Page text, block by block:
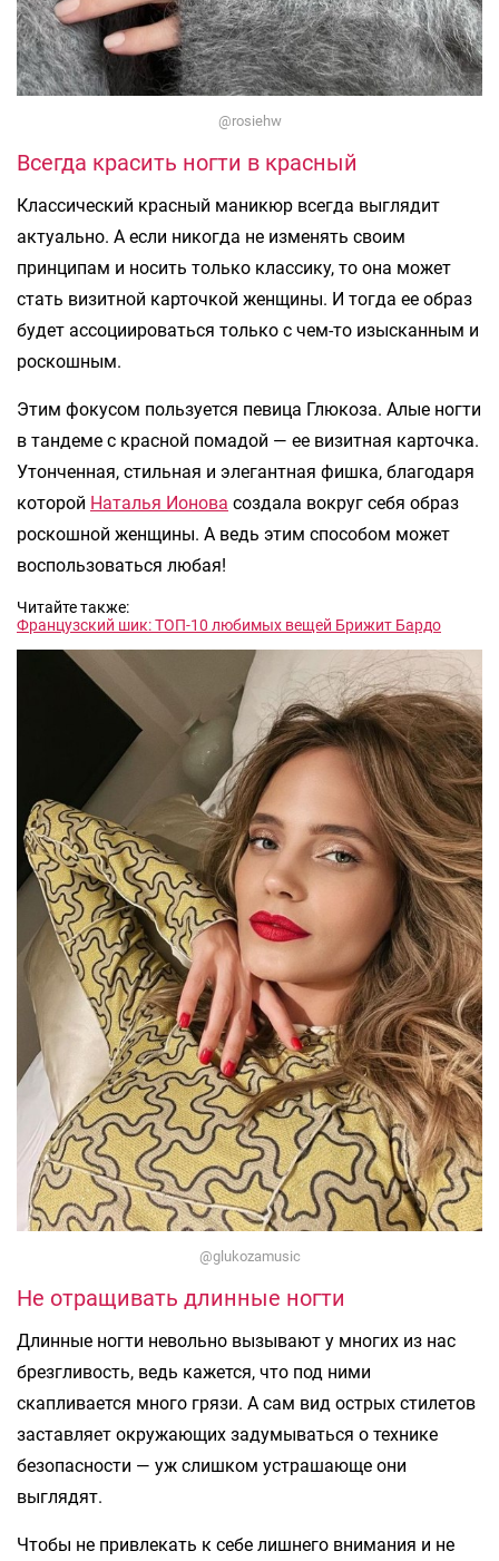
@rosiehw
Всегда красить ногти в красный
Классический красный маникюр всегда выглядит
актуально. А если никогда не изменять своим
принципам и носить только классику, то она может
стать визитной карточкой женщины. И тогда ее образ
будет ассоциироваться только с чем-то изысканным и
роскошным.
Этим фокусом пользуется певица Глюкоза. Алые ногти
в тандеме с красной помадой — ее визитная карточка.
Утонченная, стильная и элегантная фишка, благодаря
которой Наталья Ионова создала вокруг себя образ
роскошной женщины. А ведь этим способом может
воспользоваться любая!
Читайте также:
Французский шик: ТОП-10 любимых вещей Брижит Бардо
@glukozamusic
Не отращивать длинные ногти
Длинные ногти невольно вызывают у многих из нас
брезгливость, ведь кажется, что под ними
скапливается много грязи. А сам вид острых стилетов
заставляет окружающих задумываться о технике
безопасности — уж слишком устрашающе они
выглядят.
Чтобы не привлекать к себе лишнего внимания и не